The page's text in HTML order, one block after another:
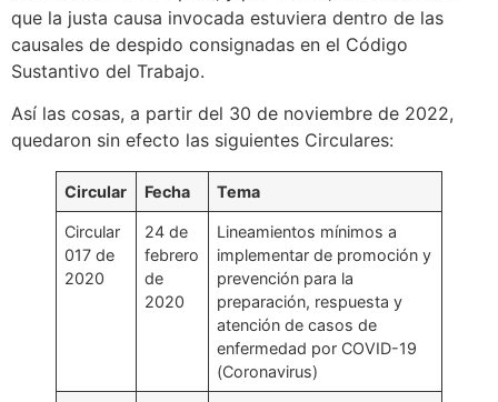
que la justa causa invocada estuviera dentro de las
causales de despido consignadas en el Código
Sustantivo del Trabajo.
Así las cosas, a partir del 30 de noviembre de 2022,
quedaron sin efecto las siguientes Circulares:
Circular Fecha Tema
Circular
017 de
2020
24 de
febrero
de
2020
Lineamientos mínimos a
implementar de promoción y
prevención para la
preparación, respuesta y
atención de casos de
enfermedad por COVID-19
(Coronavirus)